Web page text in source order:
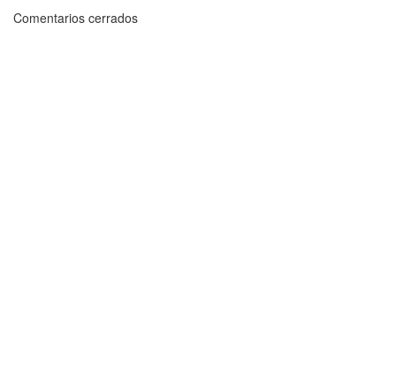
Comentarios cerrados